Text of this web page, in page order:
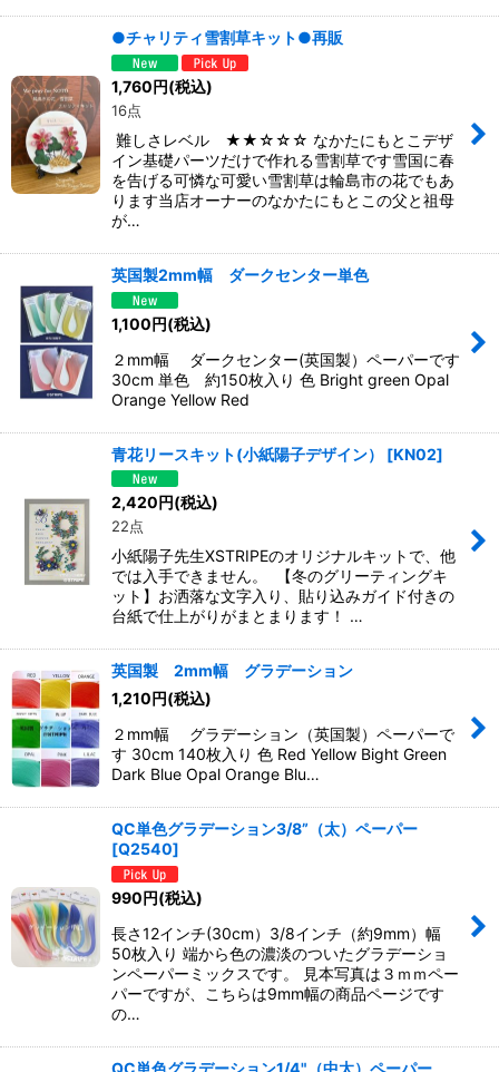
●チャリティ雪割草キット●再販
1,760円(税込)
16点
難しさレベル ★★☆☆☆ なかたにもとこデザ
イン基礎パーツだけで作れる雪割草です雪国に春
を告げる可憐な可愛い雪割草は輪島市の花でもあ
ります当店オーナーのなかたにもとこの父と祖母
が…
英国製2mm幅 ダークセンター単色
1,100円(税込)
２mm幅 ダークセンター(英国製）ペーパーです
30cm 単色 約150枚入り 色 Bright green Opal
Orange Yellow Red
青花リースキット(小紙陽子デザイン） [KN02]
2,420円(税込)
22点
小紙陽子先生XSTRIPEのオリジナルキットで、他
では入手できません。 【冬のグリーティングキ
ット】お洒落な文字入り、貼り込みガイド付きの
台紙で仕上がりがまとまります！ …
英国製 2mm幅 グラデーション
1,210円(税込)
２mm幅 グラデーション（英国製）ペーパーで
す 30cm 140枚入り 色 Red Yellow Bight Green
Dark Blue Opal Orange Blu…
QC単色グラデーション3/8”（太）ペーパー
[Q2540]
990円(税込)
長さ12インチ(30cm）3/8インチ（約9mm）幅
50枚入り 端から色の濃淡のついたグラデーショ
ンペーパーミックスです。 見本写真は３ｍｍペー
パーですが、こちらは9mm幅の商品ページです
の…
QC単色グラデーション1/4"（中太）ペーパー